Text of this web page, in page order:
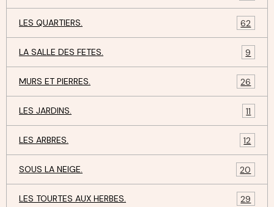
LES QUARTIERS. 62
LA SALLE DES FETES. 9
MURS ET PIERRES. 26
LES JARDINS. 11
LES ARBRES. 12
SOUS LA NEIGE. 20
LES TOURTES AUX HERBES. 29